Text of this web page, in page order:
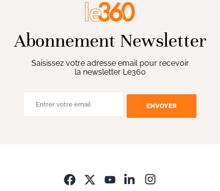
Abonnement Newsletter
Saisissez votre adresse email pour recevoir
la newsletter Le360
ENVOYER